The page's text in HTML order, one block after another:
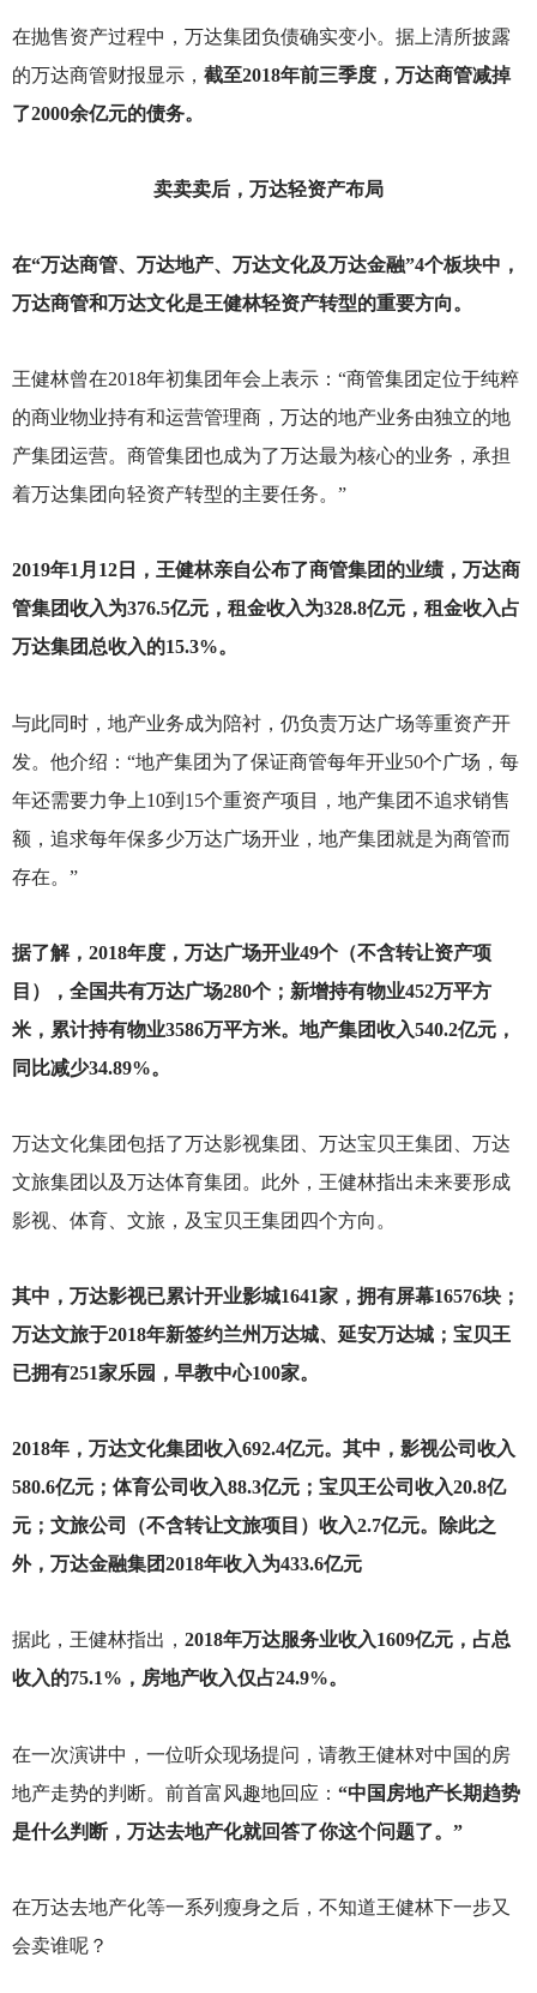
在抛售资产过程中，万达集团负债确实变小。据上清所披露
的万达商管财报显示， 截至2018年前三季度，万达商管减掉
了2000余亿元的债务。
卖卖卖后，万达轻资产布局
在“万达商管、万达地产、万达文化及万达金融”4个板块中，
万达商管和万达文化是王健林轻资产转型的重要方向。
王健林曾在2018年初集团年会上表示：“商管集团定位于纯粹
的商业物业持有和运营管理商，万达的地产业务由独立的地
产集团运营。商管集团也成为了万达最为核心的业务，承担
着万达集团向轻资产转型的主要任务。”
2019年1月12日，王健林亲自公布了商管集团的业绩，万达商
管集团收入为376.5亿元，租金收入为328.8亿元，租金收入占
万达集团总收入的15.3%。
与此同时，地产业务成为陪衬，仍负责万达广场等重资产开
发。他介绍：“地产集团为了保证商管每年开业50个广场，每
年还需要力争上10到15个重资产项目，地产集团不追求销售
额，追求每年保多少万达广场开业，地产集团就是为商管而
存在。”
据了解，2018年度，万达广场开业49个（不含转让资产项
目），全国共有万达广场280个；新增持有物业452万平方
米，累计持有物业3586万平方米。地产集团收入540.2亿元，
同比减少34.89%。
万达文化集团包括了万达影视集团、万达宝贝王集团、万达
文旅集团以及万达体育集团。此外，王健林指出未来要形成
影视、体育、文旅，及宝贝王集团四个方向。
其中，万达影视已累计开业影城1641家，拥有屏幕16576块；
万达文旅于2018年新签约兰州万达城、延安万达城；宝贝王
已拥有251家乐园，早教中心100家。
2018年，万达文化集团收入692.4亿元。其中，影视公司收入
580.6亿元；体育公司收入88.3亿元；宝贝王公司收入20.8亿
元；文旅公司（不含转让文旅项目）收入2.7亿元。除此之
外，万达金融集团2018年收入为433.6亿元
据此，王健林指出， 2018年万达服务业收入1609亿元，占总
收入的75.1%，房地产收入仅占24.9%。
在一次演讲中，一位听众现场提问，请教王健林对中国的房
地产走势的判断。前首富风趣地回应： “中国房地产长期趋势
是什么判断，万达去地产化就回答了你这个问题了。”
在万达去地产化等一系列瘦身之后，不知道王健林下一步又
会卖谁呢？